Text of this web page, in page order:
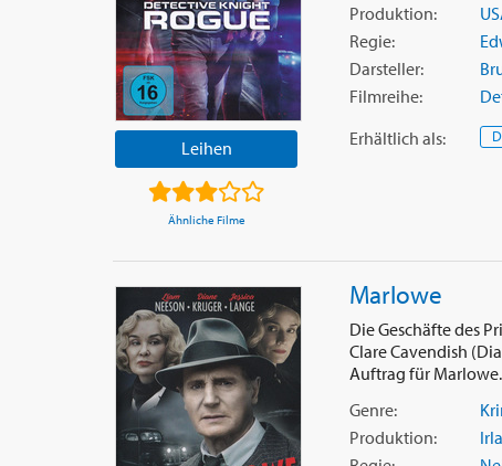
Leihen
Ähnliche Filme
Produktion:
Regie:
Darsteller:
Filmreihe:
Erhältlich als:
Marlowe
Die Geschäfte des
Clare Cavendish
Auftrag für Marlowe.
Genre:
Produktion: